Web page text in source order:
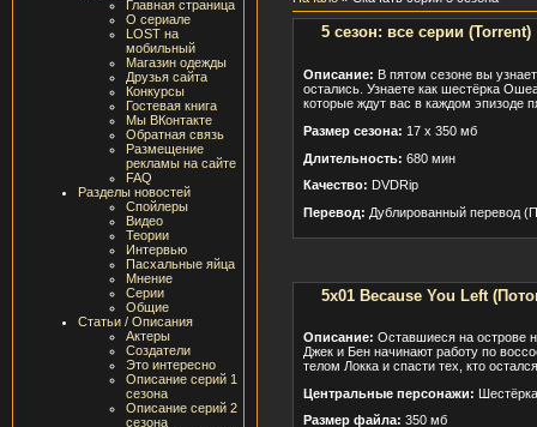
Главная страница
О сериале
LOST на
мобильный
Магазин одежды
Друзья сайта
Конкурсы
Гостевая книга
Мы ВКонтакте
Обратная связь
Размещение
рекламы на сайте
FAQ
Разделы новостей
Спойлеры
Видео
Теории
Интервью
Пасхальные яйца
Мнение
Серии
Общие
Статьи / Описания
Актеры
Создатели
Это интересно
Описание серий 1
сезона
Описание серий 2
сезона
5 сезон: все серии (Torrent)
Описание: В пятом сезоне вы
остались. Узнаете как шестёрка
которые ждут вас в каждом эпизоде
Размер сезона: 17 х 350 мб
Длительность: 680 мин
Качество: DVDRip
Перевод: Дублированный перевод
5x01 Because You Left
Описание: Оставшиеся на острове
Джек и Бен начинают работу по
телом Локка и спасти тех, кто
Центральные персонажи:
Размер файла: 350 мб